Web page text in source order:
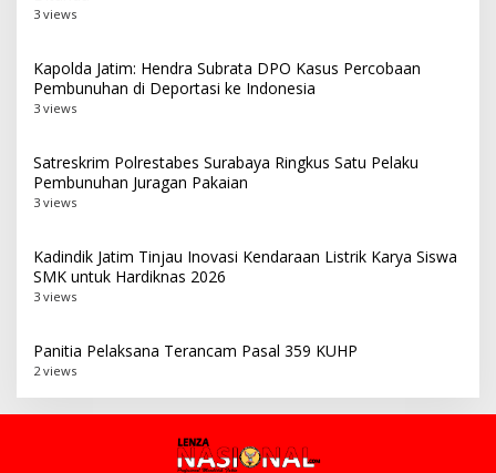
3 views
Kapolda Jatim: Hendra Subrata DPO Kasus Percobaan
Pembunuhan di Deportasi ke Indonesia
3 views
Satreskrim Polrestabes Surabaya Ringkus Satu Pelaku
Pembunuhan Juragan Pakaian
3 views
Kadindik Jatim Tinjau Inovasi Kendaraan Listrik Karya Siswa
SMK untuk Hardiknas 2026
3 views
Panitia Pelaksana Terancam Pasal 359 KUHP
2 views